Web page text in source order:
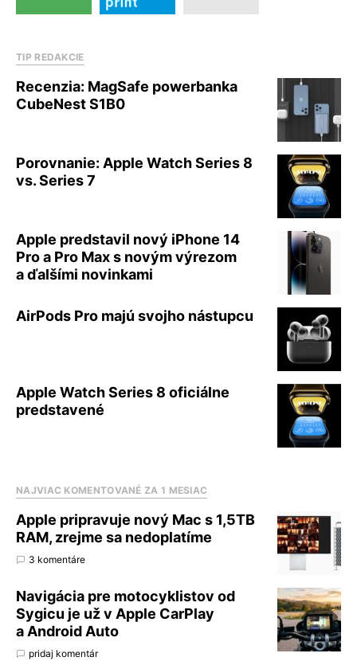
TIP REDAKCIE
Recenzia: MagSafe powerbanka
CubeNest S1B0
Porovnanie: Apple Watch Series 8
vs. Series 7
Apple predstavil nový iPhone 14
Pro a Pro Max s novým výrezom
a ďalšími novinkami
AirPods Pro majú svojho nástupcu
Apple Watch Series 8 oficiálne
predstavené
NAJVIAC KOMENTOVANÉ ZA 1 MESIAC
Apple pripravuje nový Mac s 1,5TB
RAM, zrejme sa nedoplatíme
3 komentáre
Navigácia pre motocyklistov od
Sygicu je už v Apple CarPlay
a Android Auto
pridaj komentár